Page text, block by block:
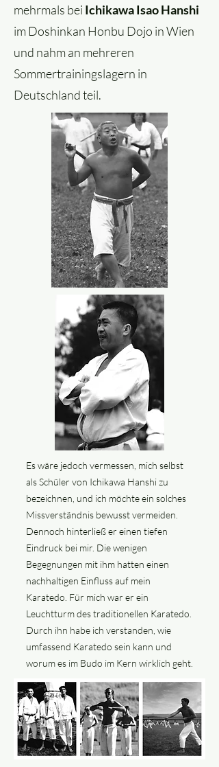
mehrmals bei Ichikawa Isao Hanshi
im Doshinkan Honbu Dojo in Wien
und nahm an mehreren
Sommertrainingslagern in
Deutschland teil.
Es wäre jedoch vermessen, mich selbst
als Schüler von Ichikawa Hanshi zu
bezeichnen, und ich möchte ein solches
Missverständnis bewusst vermeiden.
Dennoch hinterließ er einen tiefen
Eindruck bei mir. Die wenigen
Begegnungen mit ihm hatten einen
nachhaltigen Einfluss auf mein
Karatedo. Für mich war er ein
Leuchtturm des traditionellen Karatedo.
Durch ihn habe ich verstanden, wie
umfassend Karatedo sein kann und
worum es im Budo im Kern wirklich geht.